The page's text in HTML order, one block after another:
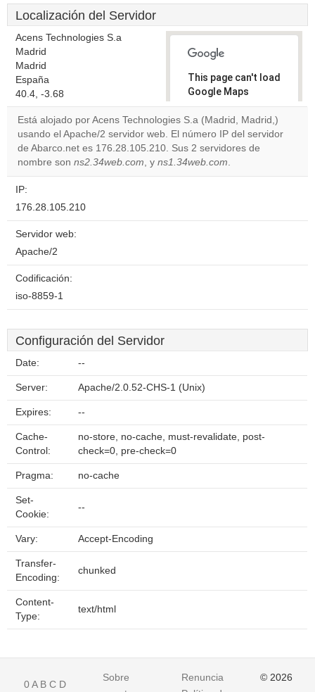
Localización del Servidor
Acens Technologies S.a
Madrid
Madrid
España
40.4, -3.68
This page can't load
Google Maps
correctly.
Do you
own this
website?
Está alojado por Acens Technologies S.a (Madrid, Madrid,)
usando el Apache/2 servidor web. El número IP del servidor
de Abarco.net es 176.28.105.210. Sus 2 servidores de
nombre son ns2.34web.com, y ns1.34web.com.
IP:
176.28.105.210
Servidor web:
Apache/2
Codificación:
iso-8859-1
Configuración del Servidor
Date: --
Server: Apache/2.0.52-CHS-1 (Unix)
Expires: --
Cache-
Control:
no-store, no-cache, must-revalidate, post-
check=0, pre-check=0
Pragma: no-cache
Set-
Cookie:
--
Vary: Accept-Encoding
Transfer-
Encoding:
chunked
Content-
Type:
text/html
0A B C D
Sobre
Renuncia
© 2026